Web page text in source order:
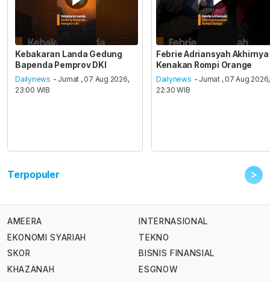
Kebakaran Landa Gedung
Bapenda Pemprov DKI
Dailynews - Jumat , 07 Aug 2026,
23:00 WIB
Febrie Adriansyah Akhirnya
Kenakan Rompi Orange
Dailynews - Jumat , 07 Aug 2026,
22:30 WIB
Terpopuler >
AMEERA
EKONOMI SYARIAH
SKOR
KHAZANAH
INTERNASIONAL
TEKNO
BISNIS FINANSIAL
ESGNOW